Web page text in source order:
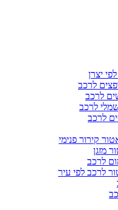
יצרן
לרכב
לרכב
לרכב
לרכב
קירור פנימי
מזגן
לרכב
לרכב לפי עיר